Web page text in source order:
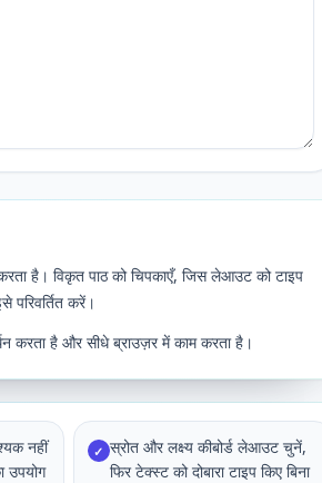
है। विकृत पाठ को चिपकाएँ, जिस लेआउट को टाइप
परिवर्तित करें।
करता है और सीधे ब्राउज़र में काम करता है।
नहीं
उपयोग
✓ स्रोत और लक्ष्य कीबोर्ड लेआउट चुनें,
फिर टेक्स्ट को दोबारा टाइप किए बिना